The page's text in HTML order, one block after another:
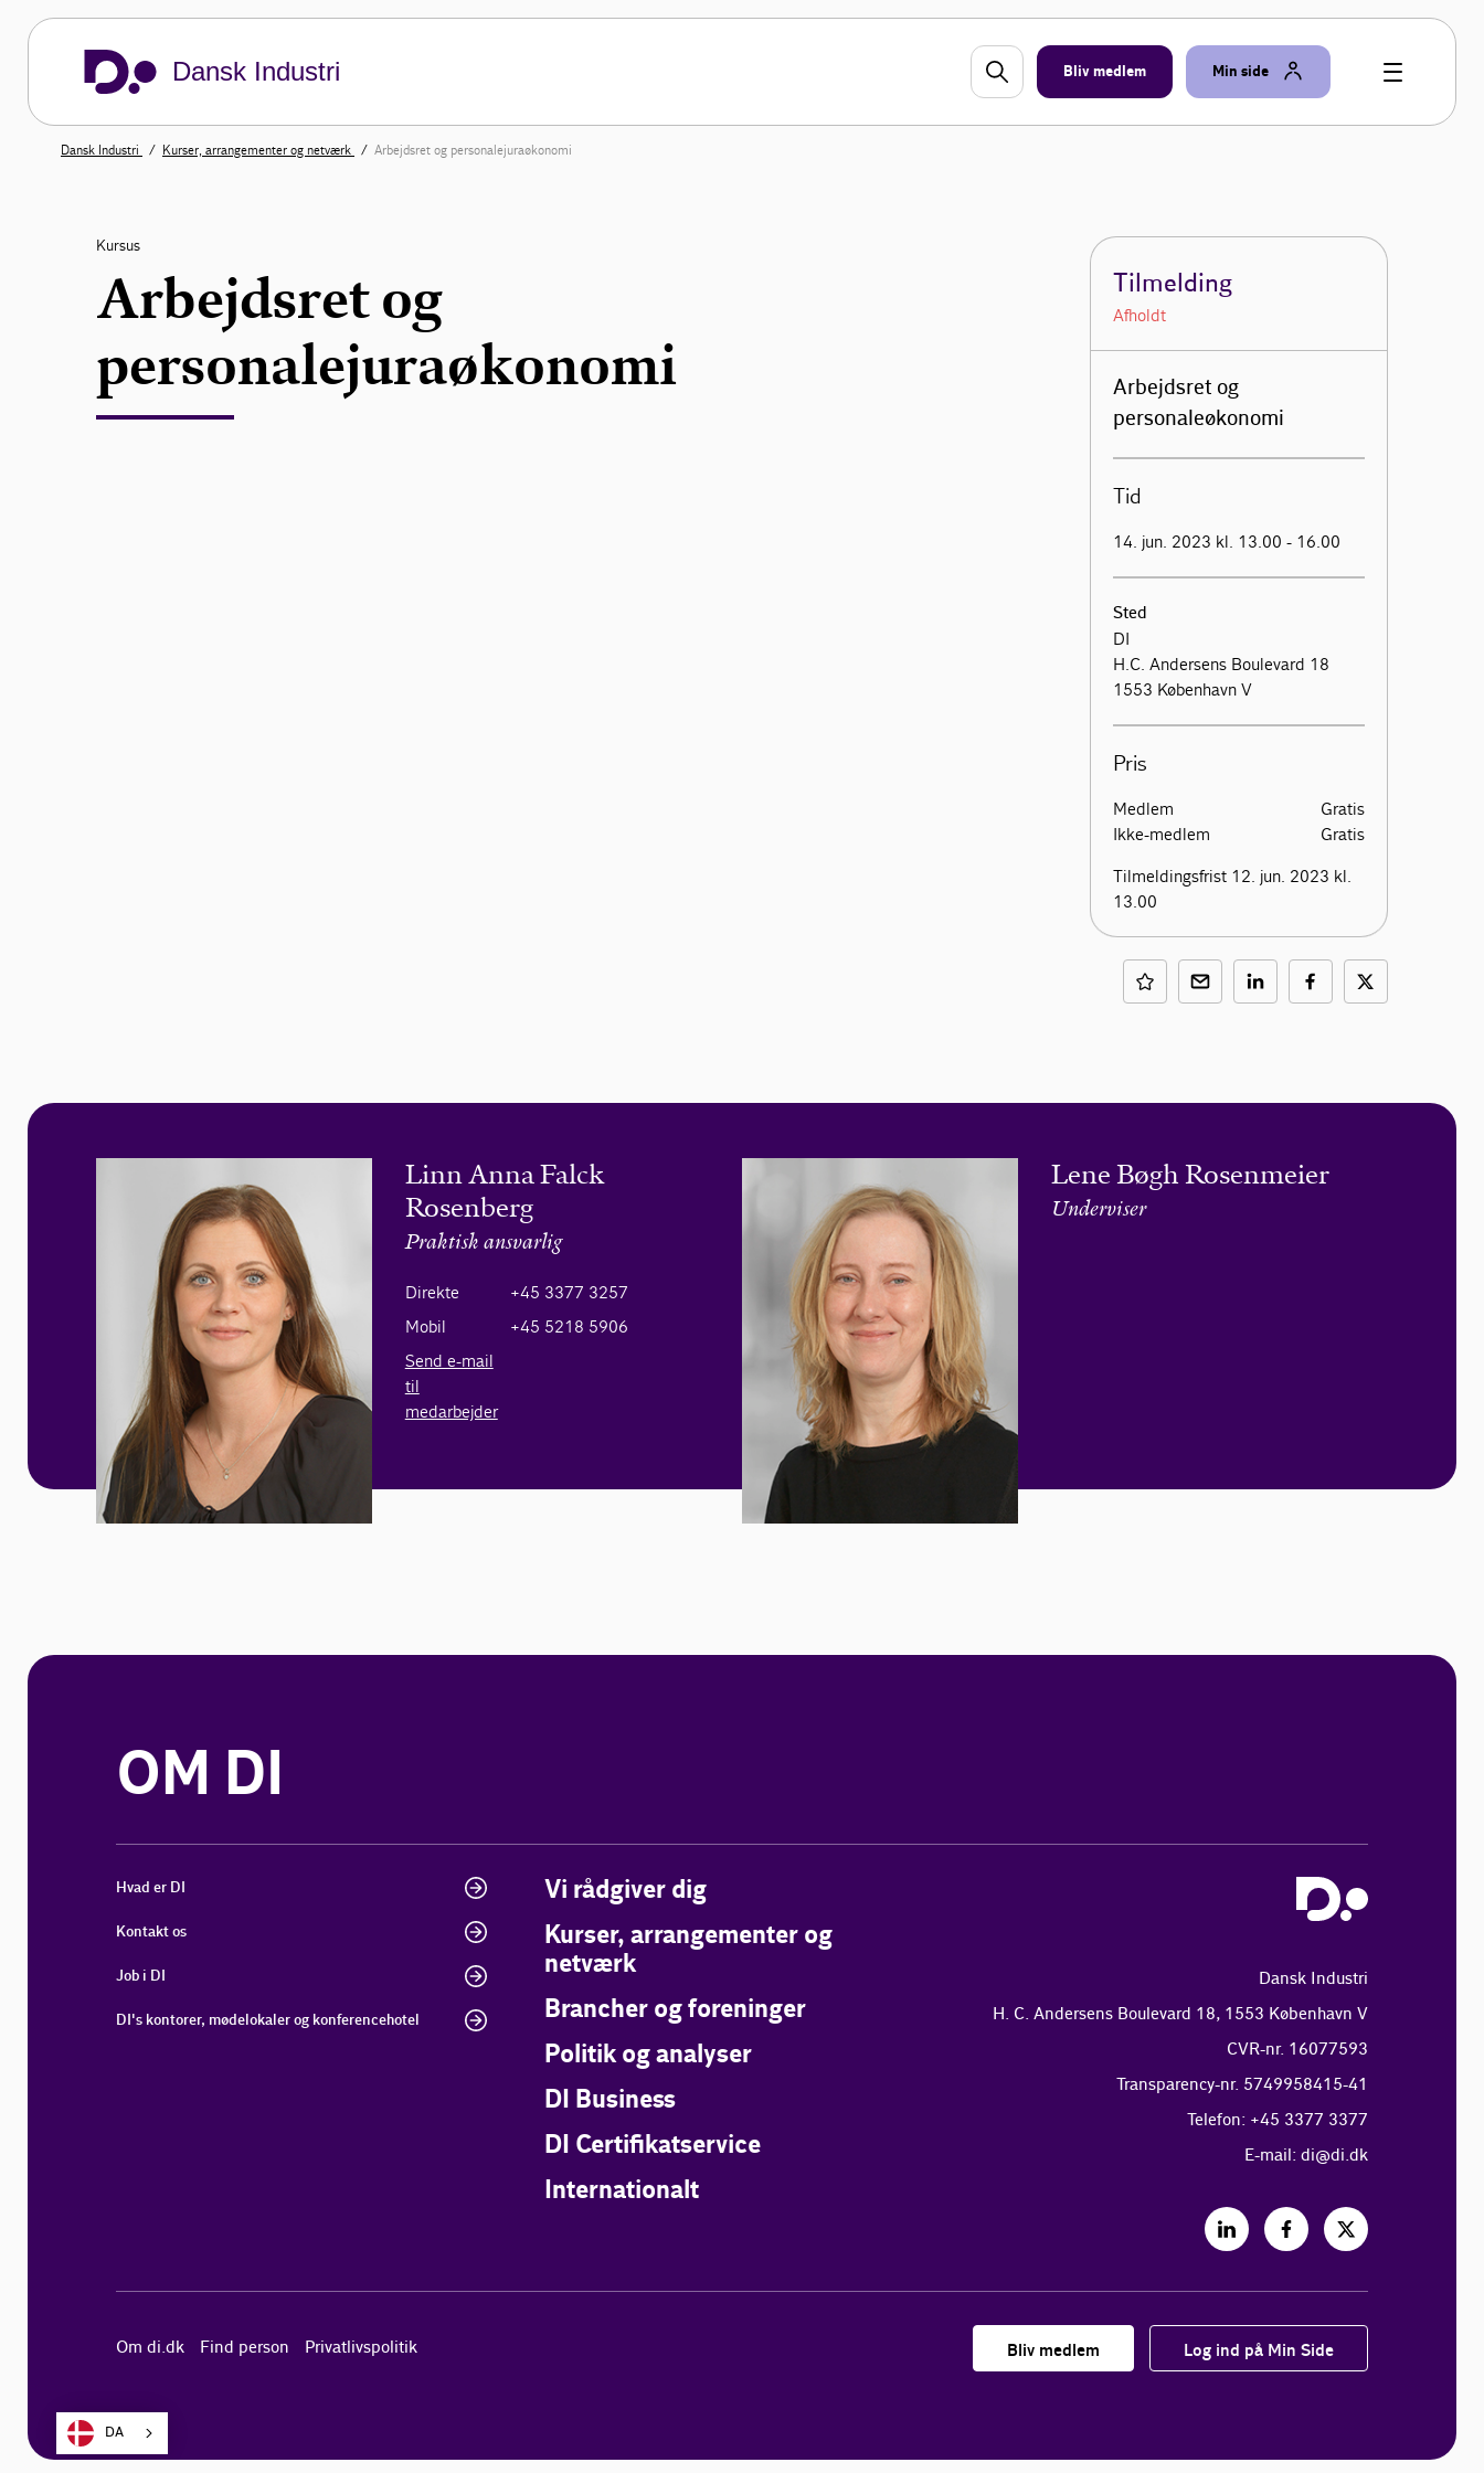
Dansk Industri Bliv medlem Min side
Dansk Industri Kurser, arrangementer og netværk Arbejdsret og personalejuraøkonomi
Kursus
Arbejdsret og
personalejuraøkonomi
Tilmelding
Afholdt
Arbejdsret og
personaleøkonomi
Tid
14. jun. 2023 kl. 13.00 - 16.00
Sted
DI
H.C. Andersens Boulevard 18
1553 København V
Pris
Medlem
Gratis
Ikke-medlem
Gratis
Tilmeldingsfrist 12. jun. 2023 kl.
13.00
Linn Anna Falck
Rosenberg
Praktisk ansvarlig
Direkte
+45 3377 3257
Mobil
+45 5218 5906
Send e-mail
til
medarbejder
Lene Bøgh Rosenmeier
Underviser
OM DI
Hvad er DI
Kontakt os
Job i DI
DI's kontorer, mødelokaler og konferencehotel
Vi rådgiver dig
Kurser, arrangementer og
netværk
Brancher og foreninger
Politik og analyser
DI Business
DI Certifikatservice
Internationalt
Dansk Industri
H. C. Andersens Boulevard 18, 1553 København V
CVR-nr. 16077593
Transparency-nr. 5749958415-41
Telefon: +45 3377 3377
E-mail: di@di.dk
Om di.dk Find person Privatlivspolitik Bliv medlem Log ind på Min Side
DA